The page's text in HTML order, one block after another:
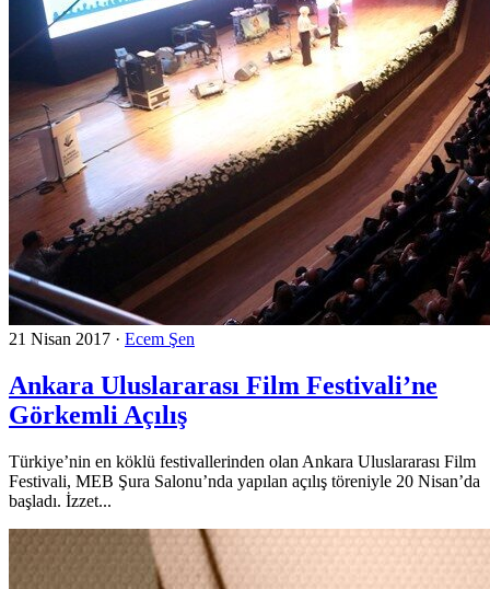
21 Nisan 2017 · Ecem Şen
Ankara Uluslararası Film Festivali’ne
Görkemli Açılış
Türkiye’nin en köklü festivallerinden olan Ankara Uluslararası Film
Festivali, MEB Şura Salonu’nda yapılan açılış töreniyle 20 Nisan’da
başladı. İzzet...